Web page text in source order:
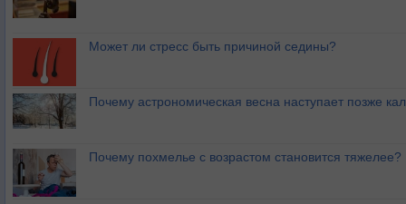
Может ли стресс быть причиной седины?
Почему астрономическая весна наступает позже
Почему похмелье с возрастом становится тяжелее?